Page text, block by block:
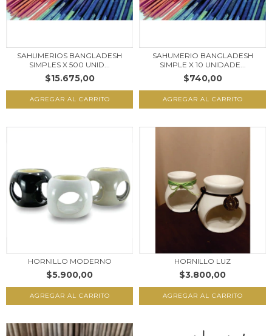
SAHUMERIOS BANGLADESH
SIMPLES X 500 UNID...
$15.675,00
AGREGAR AL CARRITO
SAHUMERIO BANGLADESH
SIMPLE X 10 UNIDADE...
$740,00
AGREGAR AL CARRITO
HORNILLO MODERNO
$5.900,00
AGREGAR AL CARRITO
HORNILLO LUZ
$3.800,00
AGREGAR AL CARRITO